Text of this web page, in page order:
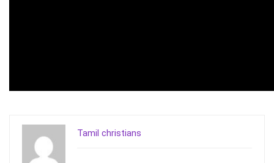
Tamil christians